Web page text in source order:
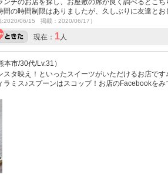
ンチのお店を探し、お座敷の席が良く調べるとこ
間の時間制限はありましたが、久しぶりに友達と
:2020/06/15 掲載：2020/06/17）
現在： 1人
市/30代/Lv.31）
スタ映え！といったスイーツがいただけるお店で
ラミス♪スプーンはスコップ！お店のFacebookをみ